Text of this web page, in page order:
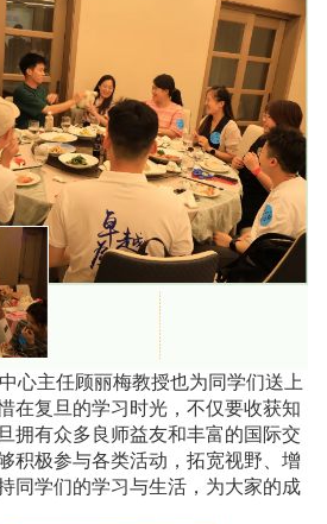
心主任顾丽梅教授也为同学们送上
在复旦的学习时光，不仅要收获知
拥有众多良师益友和丰富的国际交
积极参与各类活动，拓宽视野、增
同学们的学习与生活，为大家的成